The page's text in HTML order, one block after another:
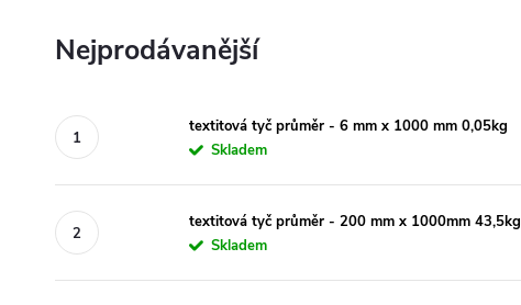
Nejprodávanější
textitová tyč průměr - 6 mm x 1000 mm 0,05kg
Skladem
textitová tyč průměr - 200 mm x 1000mm 43,5kg
Skladem